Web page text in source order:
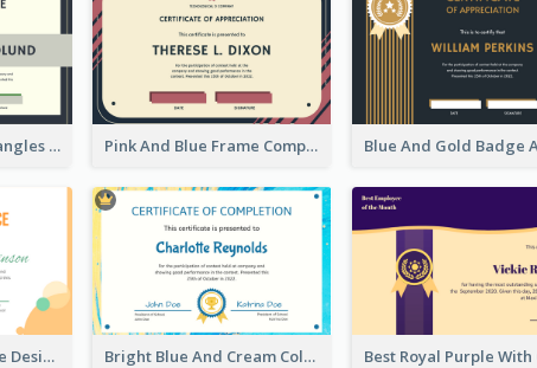
Green And Grey Triangles With Badge Certificate Pink And Blue Frame Company Certificate
Cute Dotty Certificate Design Template Idea Bright Blue And Cream Color Certificate Of Completion